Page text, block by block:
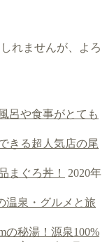
れませんが、よろ
呂や食事がとても
きる超人気店の尾
まぐろ丼！
2020年
温泉・グルメと旅
の秘湯！源泉100%